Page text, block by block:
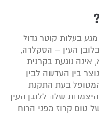
בעלות קוטר גדול
העין – הסקלרה,
נוגעת בקרנית
בין העדשה לבין
בעת התקנת
שלה ללובן העין
טום קרוז מפני הרוח